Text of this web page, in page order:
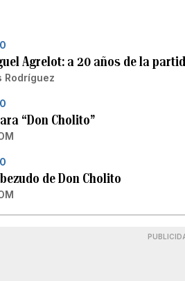
Agrelot: a 20 años de la
Rodríguez
“Don Cholito”
de Don Cholito